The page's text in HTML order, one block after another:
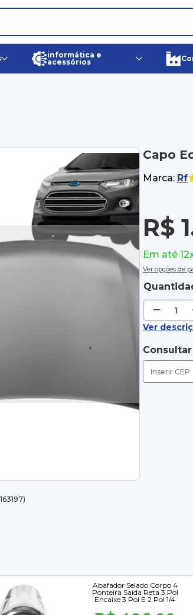
informática e
acessórios
Capo
Marca: Rf
R$
Em até
Ver opções de
Ver
Abafador Selado Corpo 4
Ponteira Saída Reta 3 Pol
Encaixe 3 Pol E 2 Pol 1/4